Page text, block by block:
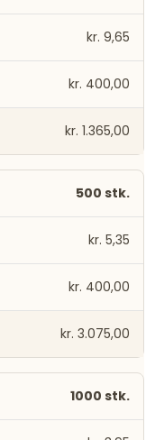
kr. 9,65
kr. 400,00
kr. 1.365,00
500 stk.
kr. 5,35
kr. 400,00
kr. 3.075,00
1000 stk.